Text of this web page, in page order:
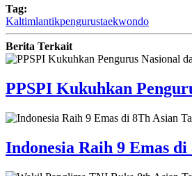
Tag:
Kaltimlantikpengurustaekwondo
Berita Terkait
PPSPI Kukuhkan
Indonesia Raih 9 Emas